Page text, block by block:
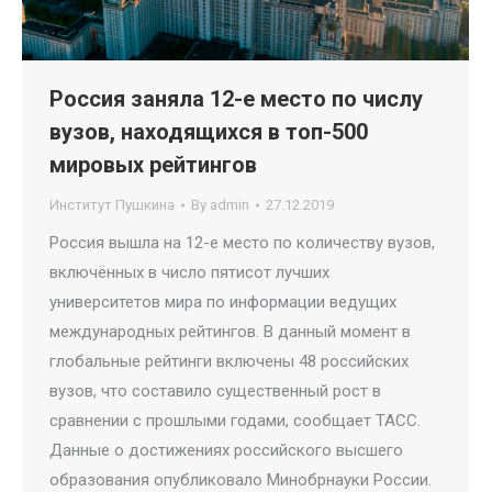
Россия заняла 12-е место по числу
вузов, находящихся в топ-500
мировых рейтингов
Институт Пушкина By admin 27.12.2019
Россия вышла на 12-е место по количеству вузов,
включённых в число пятисот лучших
университетов мира по информации ведущих
международных рейтингов. В данный момент в
глобальные рейтинги включены 48 российских
вузов, что составило существенный рост в
сравнении с прошлыми годами, сообщает ТАСС.
Данные о достижениях российского высшего
образования опубликовало Минобрнауки России.